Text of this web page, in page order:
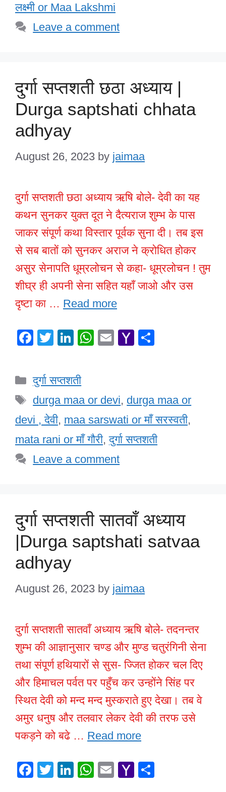
लक्ष्मी or Maa Lakshmi
Leave a comment
दुर्गा सप्तशती छठा अध्याय |
Durga saptshati chhata
adhyay
August 26, 2023 by jaimaa
दुर्गा सप्तशती छठा अध्याय ऋषि बोले- देवी का यह
कथन सुनकर युक्त दूत ने दैत्यराज शुम्भ के पास
जाकर संपूर्ण कथा विस्तार पूर्वक सुना दी। तब इस
से सब बातों को सुनकर अराज ने क्रोधित होकर
असुर सेनापति धूम्रलोचन से कहा- धूम्रलोचन ! तुम
शीघ्र ही अपनी सेना सहित यहाँ जाओ और उस
दृष्टा का … Read more
F
e
b
o
o
k
T
er
Li
k
e
dI
n
W
A
p
p
E
Y
o
M
ail
Categories
दुर्गा सप्तशती
Tags
durga maa or devi, durga maa or
devi , देवी, maa sarswati or माँ सरस्वती,
mata rani or माँ गौरी,दुर्गा सप्तशती
Leave a comment
दुर्गा सप्तशती सातवाँ अध्याय
|Durga saptshati satvaa
adhyay
August 26, 2023 by jaimaa
दुर्गा सप्तशती सातवाँ अध्याय ऋषि बोले- तदनन्तर
शुम्भ की आज्ञानुसार चण्ड और मुण्ड चतुरंगिनी सेना
तथा संपूर्ण हथियारों से सुस- ज्जित होकर चल दिए
और हिमाचल पर्वत पर पहुँच कर उन्होंने सिंह पर
स्थित देवी को मन्द मन्द मुस्कराते हुए देखा। तब वे
अमुर धनुष और तलवार लेकर देवी की तरफ उसे
पकड़ने को बढे … Read more
F
T
Li
W
E
Y